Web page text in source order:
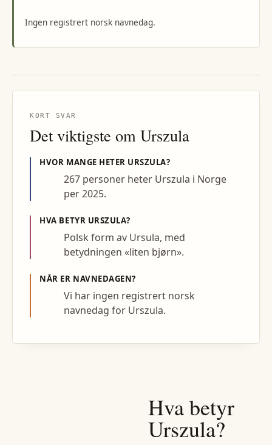
Ingen registrert norsk navnedag.
KORT SVAR
Det viktigste om Urszula
HVOR MANGE HETER URSZULA?
267 personer heter Urszula i Norge
per 2025.
HVA BETYR URSZULA?
Polsk form av Ursula, med
betydningen «liten bjørn».
NÅR ER NAVNEDAGEN?
Vi har ingen registrert norsk
navnedag for Urszula.
Hva betyr
Urszula?